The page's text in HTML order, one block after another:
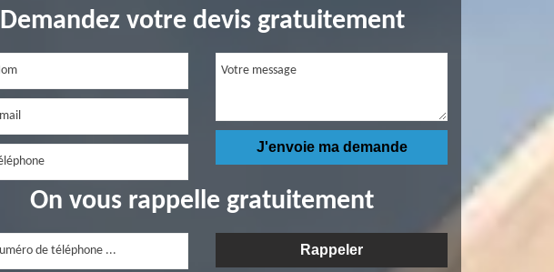
Demandez votre devis gratuitement
On vous rappelle gratuitement